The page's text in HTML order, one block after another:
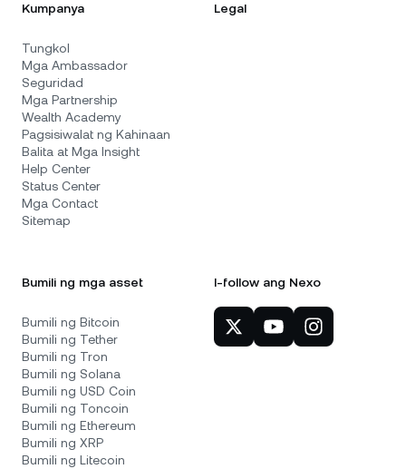
Kumpanya
Tungkol
Mga Ambassador
Seguridad
Mga Partnership
Wealth Academy
Pagsisiwalat ng Kahinaan
Balita at Mga Insight
Help Center
Status Center
Mga Contact
Sitemap
Legal
Bumili ng mga asset
Bumili ng Bitcoin
Bumili ng Tether
Bumili ng Tron
Bumili ng Solana
Bumili ng USD Coin
Bumili ng Toncoin
Bumili ng Ethereum
Bumili ng XRP
Bumili ng Litecoin
I-follow ang Nexo